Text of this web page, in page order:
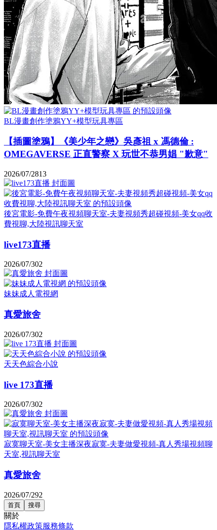
BL漫畫創作塗鴉YY+模型玩具專區
【插圖塗鴉】《美少年之戀》吳彥祖 x 馮德倫 :
OMEGAVERSE 正直警察 X 玩世不恭男娼 "歉意"
2026/07/2813
後宮電影-免費午夜視頻聊天室-夫妻視頻秀超碰視頻-美女qq收
費視聊,大陸視訊聊天室
live173直播
2026/07/302
妹妹成人電視網
真愛旅舍
2026/07/302
天天色綜合小說
live 173直播
2026/07/302
寂寞聊天室-美女主播深夜寂寞-夫妻做愛視頻-真人秀場視頻聊
天室,視訊聊天室
真愛旅舍
2026/07/292
首頁 搜尋
關於
隱私權政策服務條款